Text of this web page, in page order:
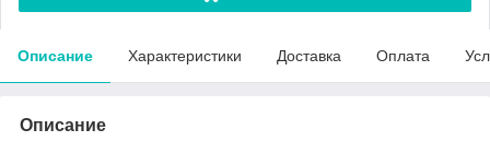
Описание Характеристики Доставка Оплата
Описание